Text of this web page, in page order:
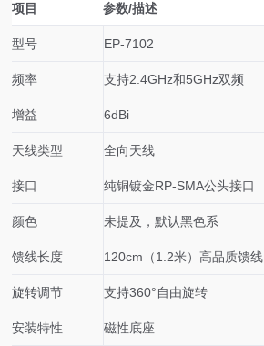
项目 参数/描述
型号 EP-7102
频率 支持2.4GHz和5GHz双频
增益 6dBi
天线类型 全向天线
接口 纯铜镀金RP-SMA公头接口
颜色 未提及，默认黑色系
馈线长度 120cm（1.2米）高品质馈线
旋转调节 支持360°自由旋转
安装特性 磁性底座